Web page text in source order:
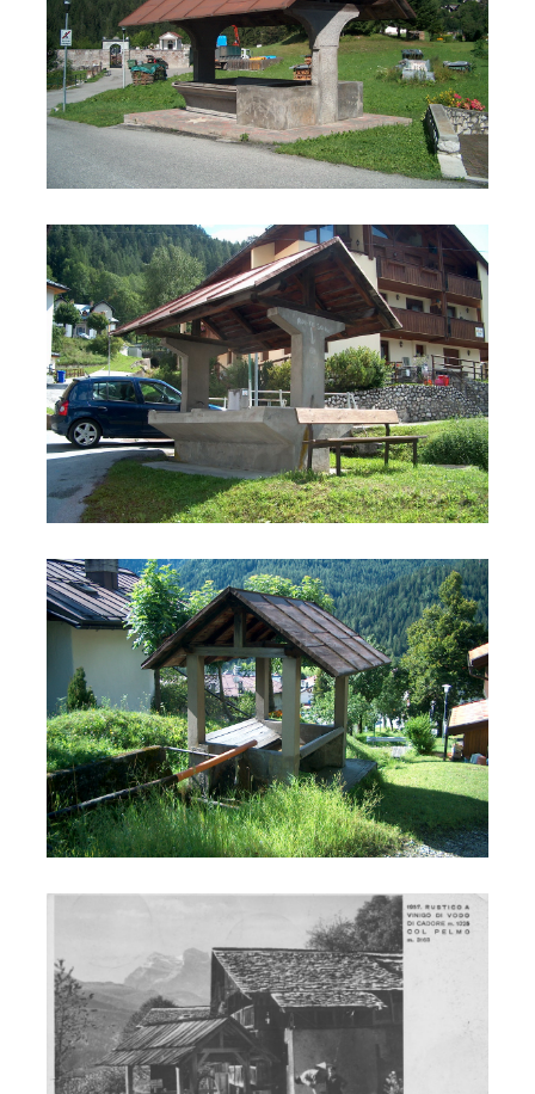
Lavatoio Strabain
Lavatoio Vodo?